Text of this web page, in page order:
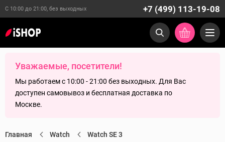
С 10:00 до 21:00, без выходных +7 (499) 113-19-08
Уважаемые, посетители!
Мы работаем с 10:00 - 21:00 без выходных. Для Вас
доступен самовывоз и бесплатная доставка по
Москве.
Главная Watch Watch SE 3